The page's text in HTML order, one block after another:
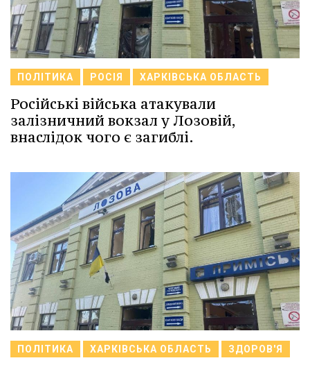
ПОЛІТИКА РОСІЯ ХАРКІВСЬКА ОБЛАСТЬ
Російські війська атакували
залізничний вокзал у Лозовій,
внаслідок чого є загиблі.
ПОЛІТИКА ХАРКІВСЬКА ОБЛАСТЬ ЗДОРОВ'Я